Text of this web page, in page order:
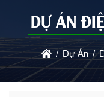
DỰ ÁN
Dự Án